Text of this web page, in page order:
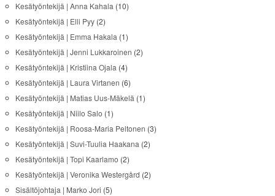
Kesätyöntekijä | Anna Kahala (10)
Kesätyöntekijä | Elli Pyy(2)
Kesätyöntekijä | Emma Hakala (1)
Kesätyöntekijä | Jenni Lukkaroinen (2)
Kesätyöntekijä | Kristiina Ojala (4)
Kesätyöntekijä | Laura Virtanen (6)
Kesätyöntekijä | Matias Uus-Mäkelä (1)
Kesätyöntekijä | Niilo Salo (1)
Kesätyöntekijä | Roosa-Maria Peltonen (3)
Kesätyöntekijä | Suvi-Tuulia Haakana (2)
Kesätyöntekijä | Topi Kaarlamo (2)
Kesätyöntekijä | Veronika Westergård (2)
Sisältöjohtaja | Marko Jori (5)